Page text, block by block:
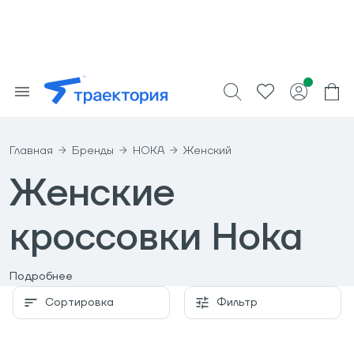
Главная Бренды HOKA Женский
Женские
кроссовки Hoka
Первостепенно бренд ориентируется на создание
функционального продукта, чтобы улучшать
достижения бегунов. Толстая подошва кроссовок
Подробнее
Сортировка
Фильтр